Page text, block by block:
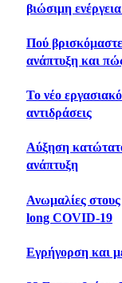
βιώσιμη
Πού
ανάπτυξη και
Το νέο
αντιδράσεις
Αύξηση
ανάπτυξη
Ανωμαλίες
long COVID-19
Εγρήγορση και